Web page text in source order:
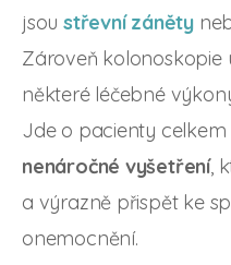
jsou střevní záněty
Zároveň kolonoskopie
některé léčebné
Jde o pacienty celkem
nenáročné vyšetření,
a výrazně přispět ke
onemocnění.